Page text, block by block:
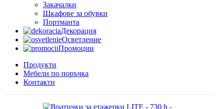
Закачалки
Шкафове за обувки
Портманта
Декорация
Осветление
Промоции
Продукти
Мебели по поръчка
Контакти